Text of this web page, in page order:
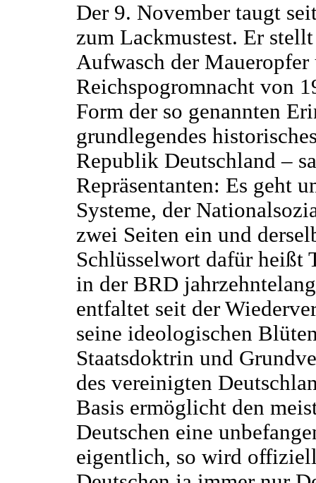
Der 9. November taugt
zum Lackmustest. Er
Aufwasch der Maueropfer
Reichspogromnacht von
Form der so genannten
grundlegendes
Republik Deutschland –
Repräsentanten: Es geht
Systeme, der
zwei Seiten ein und
Schlüsselwort dafür heißt
in der BRD
entfaltet seit der
seine ideologischen
Staatsdoktrin und
des vereinigten
Basis ermöglicht den
Deutschen eine
eigentlich, so wird